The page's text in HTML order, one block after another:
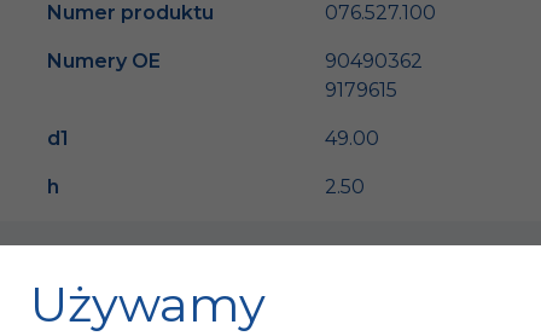
Numer produktu 076.527.100
Numery OE
90490362
9179615
d1 49.00
h 2.50
Używamy